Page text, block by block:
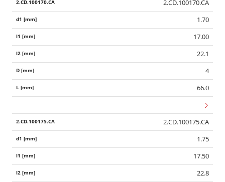
2.CD.100170.CA
1.70
17.00
22.1
4
66.0
2.CD.100175.CA
1.75
17.50
22.8